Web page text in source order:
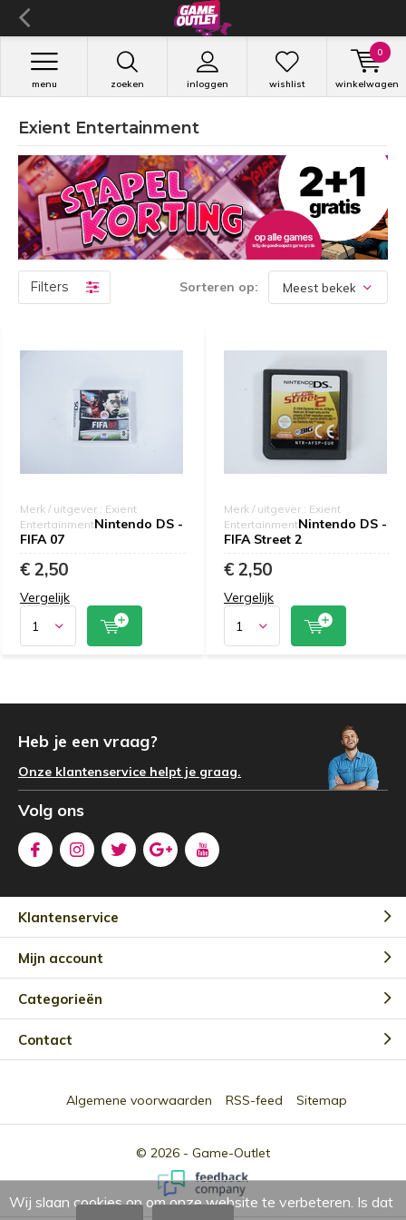
zoeken inloggen
menu wishlist winkelwagen
0
Exient Entertainment
Filters Sorteren op:
Merk / uitgever : Exient
EntertainmentNintendo DS -
FIFA 07
€ 2,50
Vergelijk
Merk / uitgever : Exient
EntertainmentNintendo DS -
FIFA Street 2
€ 2,50
Vergelijk
Heb je een vraag?
Onze klantenservice helpt je graag.
Volg ons
Klantenservice
Mijn account
Categorieën
Contact
© 2026 - Game-Outlet
Algemene voorwaarden RSS-feed Sitemap
Wij slaan cookies op om onze website te verbeteren. Is dat